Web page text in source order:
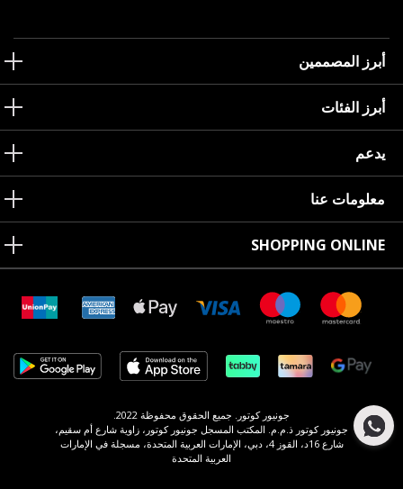
أبرز المصممين
أبرز الفئات
يدعم
معلومات عنا
SHOPPING ONLINE
جونيور كوتور. جميع الحقوق محفوظة 2022.
جونيور كوتور ذ.م.م. المكتب المسجل جونيور كوتور، زاوية شارع أم سقيم،
شارع 16د، القوز 4، دبي، الإمارات العربية المتحدة، مسجلة في الإمارات
العربية المتحدة